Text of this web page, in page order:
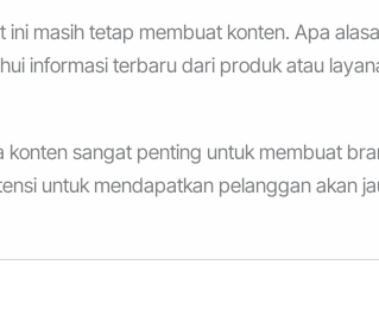
masih tetap membuat konten. Apa
informasi terbaru dari produk atau
sangat penting untuk membuat
untuk mendapatkan pelanggan akan